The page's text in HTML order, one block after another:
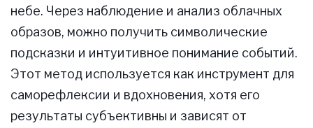
небе. Через наблюдение и анализ облачных
образов, можно получить символические
подсказки и интуитивное понимание событий.
Этот метод используется как инструмент для
саморефлексии и вдохновения, хотя его
результаты субъективны и зависят от